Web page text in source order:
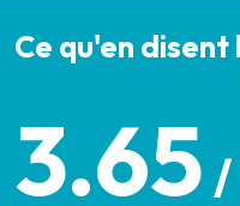
Ce qu'en
3.65 /